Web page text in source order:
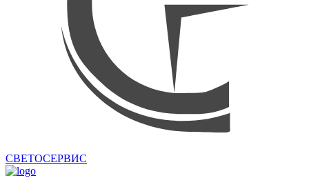
СВЕТОСЕРВИС